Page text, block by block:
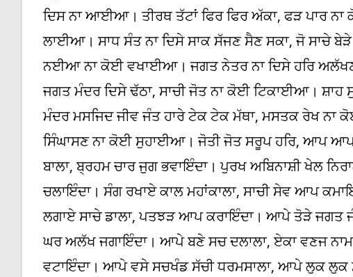
ਦਿਸ ਨਾ ਆਈਆ। ਤੀਰਥ ਤੱਟਾਂ ਫਿਰ ਫਿਰ ਅੱਕਾ, ਫੜ ਪਾਰ
ਲਾਈਆ। ਸਾਧ ਸੰਤ ਨਾ ਦਿਸੇ ਸਾਕ ਸੱਜਣ ਸੈਣ ਸਕਾ, ਜੋ ਸਾਚੇ
ਨਈਆ ਨਾ ਕੋਈ ਵਖਾਈਆ। ਜਗਤ ਨੇਤਰ ਨਾ ਦਿਸੇ ਹਰਿ
ਜਗਤ ਮੰਦਰ ਦਿਸੇ ਢੱਠਾ, ਸਾਚੀ ਜੋਤ ਨਾ ਕੋਈ ਟਿਕਾਈਆ।
ਮੰਦਰ ਮਸਜਿਦ ਜੀਵ ਜੰਤ ਹਾਰੇ ਟੇਕ ਟੇਕ ਮੱਥਾ, ਮਸਤਕ ਰੇਖ ਨਾ
ਸਿੰਘਾਸਣ ਨਾ ਕੋਈ ਸੁਹਾਈਆ। ਜੋਤੀ ਜੋਤ ਸਰੂਪ ਹਰਿ, ਆਪ
ਬਾਲਾ, ਬ੍ਰਹਮ ਚਾਰ ਜੁਗ ਭਵਾਇੰਦਾ। ਪੁਰਖ ਅਬਿਨਾਸ਼ੀ ਖੇਲ
ਚਲਾਇੰਦਾ। ਸੰਗ ਰਖਾਏ ਕਾਲ ਮਹਾਂਕਾਲਾ, ਸਾਚੀ ਸੇਵ ਆਪ
ਲਗਾਏ ਸਾਚੇ ਡਾਲਾ, ਪਤਝੜ ਆਪ ਕਰਾਇੰਦਾ। ਆਪੇ ਤੋੜੇ
ਘਰ ਅਲੱਖ ਜਗਾਇੰਦਾ। ਆਪੇ ਬਣੇ ਸਚ ਦਲਾਲਾ, ਏਕਾ ਵਣਜ
ਵਟਾਇੰਦਾ। ਆਪੇ ਵਸੇ ਸਚਖੰਡ ਸੱਚੀ ਧਰਮਸਾਲਾ, ਆਪੇ ਲੁਕ ਲੁਕ